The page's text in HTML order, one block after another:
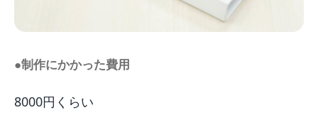
●制作にかかった費用
8000円くらい